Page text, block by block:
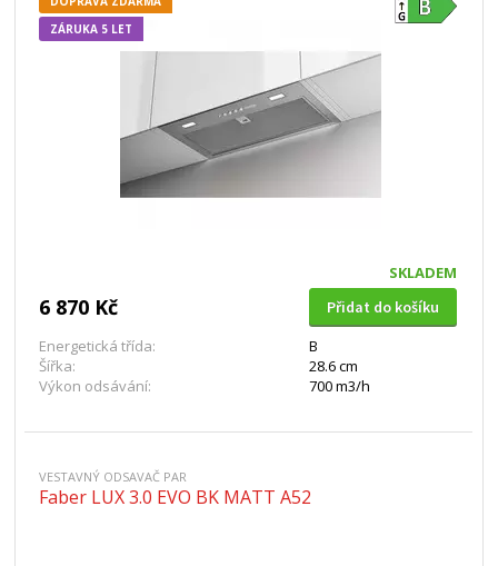
ZÁRUKA 5 LET
SKLADEM
6 870 Kč
Přidat do košíku
Energetická třída:
B
Šířka:
28.6 cm
Výkon odsávání:
700 m3/h
VESTAVNÝ ODSAVAČ PAR
Faber LUX 3.0 EVO BK MATT A52